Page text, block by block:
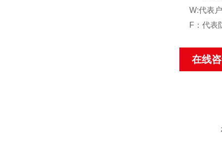
W:代表
F：代表
在线